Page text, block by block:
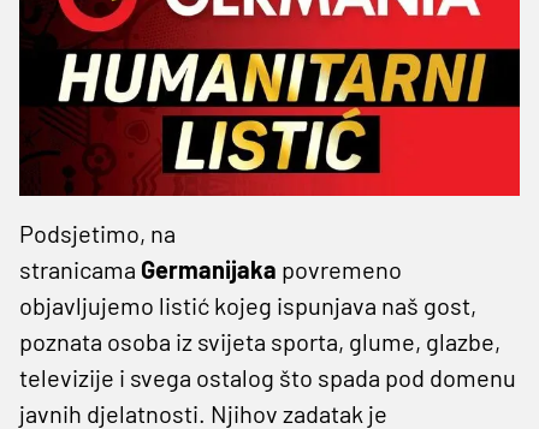
Podsjetimo, na
stranicama Germanijaka povremeno
objavljujemo listić kojeg ispunjava naš gost,
poznata osoba iz svijeta sporta, glume, glazbe,
televizije i svega ostalog što spada pod domenu
javnih djelatnosti. Njihov zadatak je